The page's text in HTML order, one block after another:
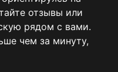
отзывы или
рядом с вами.
чем за минуту,